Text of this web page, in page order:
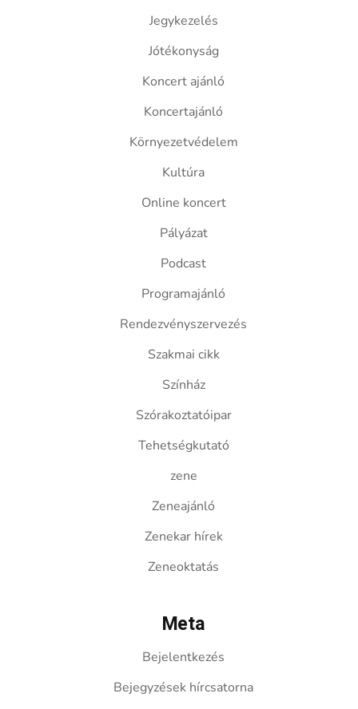
Jegykezelés
Jótékonyság
Koncert ajánló
Koncertajánló
Környezetvédelem
Kultúra
Online koncert
Pályázat
Podcast
Programajánló
Rendezvényszervezés
Szakmai cikk
Színház
Szórakoztatóipar
Tehetségkutató
zene
Zeneajánló
Zenekar hírek
Zeneoktatás
Meta
Bejelentkezés
Bejegyzések hírcsatorna